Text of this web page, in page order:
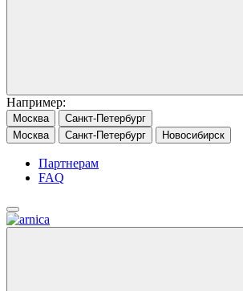
Например:
Москва
Санкт-Петербург
Москва
Санкт-Петербург Новосибирск
Партнерам
FAQ